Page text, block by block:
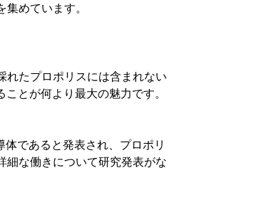
めています。
れたプロポリスには含まれない
とが何より最大の魅力です。
であると発表され、プロポリ
細な働きについて研究発表がな